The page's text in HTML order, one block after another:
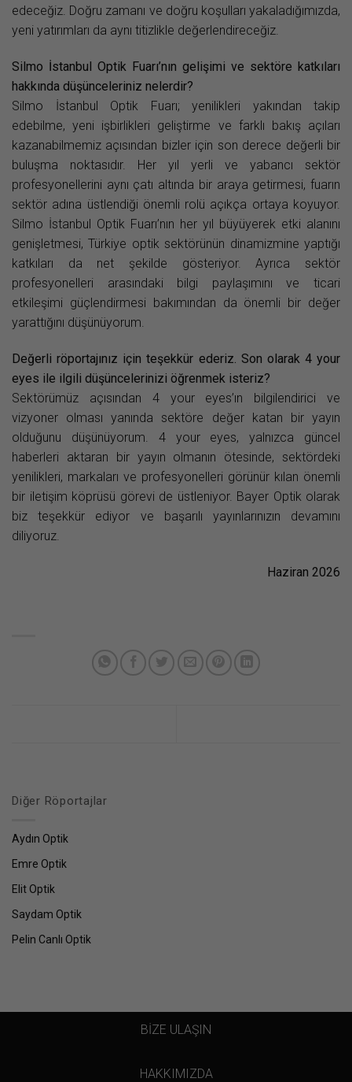
edeceğiz. Doğru zamanı ve doğru koşulları yakaladığımızda,
yeni yatırımları da aynı titizlikle değerlendireceğiz.
Silmo İstanbul Optik Fuarı’nın gelişimi ve sektöre katkıları
hakkında düşünceleriniz nelerdir?
Silmo İstanbul Optik Fuarı; yenilikleri yakından takip
edebilme, yeni işbirlikleri geliştirme ve farklı bakış açıları
kazanabilmemiz açısından bizler için son derece değerli bir
buluşma noktasıdır. Her yıl yerli ve yabancı sektör
profesyonellerini aynı çatı altında bir araya getirmesi, fuarın
sektör adına üstlendiği önemli rolü açıkça ortaya koyuyor.
Silmo İstanbul Optik Fuarı’nın her yıl büyüyerek etki alanını
genişletmesi, Türkiye optik sektörünün dinamizmine yaptığı
katkıları da net şekilde gösteriyor. Ayrıca sektör
profesyonelleri arasındaki bilgi paylaşımını ve ticari
etkileşimi güçlendirmesi bakımından da önemli bir değer
yarattığını düşünüyorum.
Değerli röportajınız için teşekkür ederiz. Son olarak 4 your
eyes ile ilgili düşüncelerinizi öğrenmek isteriz?
Sektörümüz açısından 4 your eyes’ın bilgilendirici ve
vizyoner olması yanında sektöre değer katan bir yayın
olduğunu düşünüyorum. 4 your eyes, yalnızca güncel
haberleri aktaran bir yayın olmanın ötesinde, sektördeki
yenilikleri, markaları ve profesyonelleri görünür kılan önemli
bir iletişim köprüsü görevi de üstleniyor. Bayer Optik olarak
biz teşekkür ediyor ve başarılı yayınlarınızın devamını
diliyoruz.
Haziran 2026
Diğer Röportajlar
Aydın Optik
Emre Optik
Elit Optik
Saydam Optik
Pelin Canlı Optik
BİZE ULAŞIN
HAKKIMIZDA